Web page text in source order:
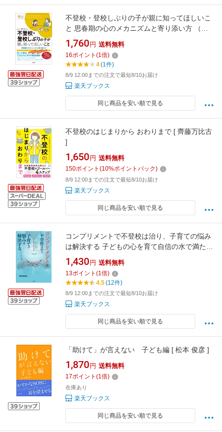
不登校・登校しぶりの子が親に知ってほしいこ
と 思春期の心のメカニズムと寄り添い方 （心
のお医者さんに聞いてみよう） [ 齊藤万比古 ]
1,760 円 送料無料
16ポイント (1倍)
4(1件)
8/9 12:00までの注文で最短8/10お届け
楽天ブックス
同じ商品を安い順で見る
不登校のはじまりから おわりまで [ 齊藤万比古
]
1,650 円 送料無料
150ポイント (10%ポイントバック)
8/9 12:00までの注文で最短8/10お届け
楽天ブックス
同じ商品を安い順で見る
コンプリメントで不登校は治り、子育ての悩み
は解決する 子どもの心を育て自信の水で満た
す、愛情と承認の言葉がけ [ 森田 直樹 ]
1,430 円 送料無料
13ポイント (1倍)
4.5(12件)
8/9 12:00までの注文で最短8/10お届け
楽天ブックス
同じ商品を安い順で見る
「助けて」が言えない 子ども編 [ 松本 俊彦 ]
1,870 円 送料無料
17ポイント (1倍)
在庫あり
楽天ブックス
同じ商品を安い順で見る